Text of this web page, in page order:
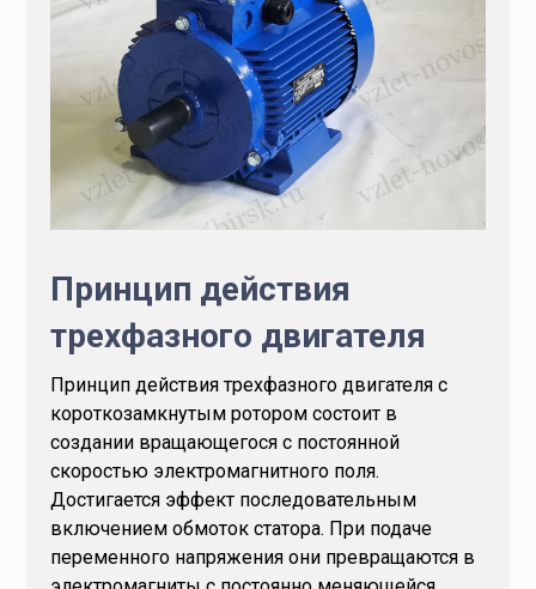
Принцип действия
трехфазного двигателя
Принцип действия трехфазного двигателя с
короткозамкнутым ротором состоит в
создании вращающегося с постоянной
скоростью электромагнитного поля.
Достигается эффект последовательным
включением обмоток статора. При подаче
переменного напряжения они превращаются в